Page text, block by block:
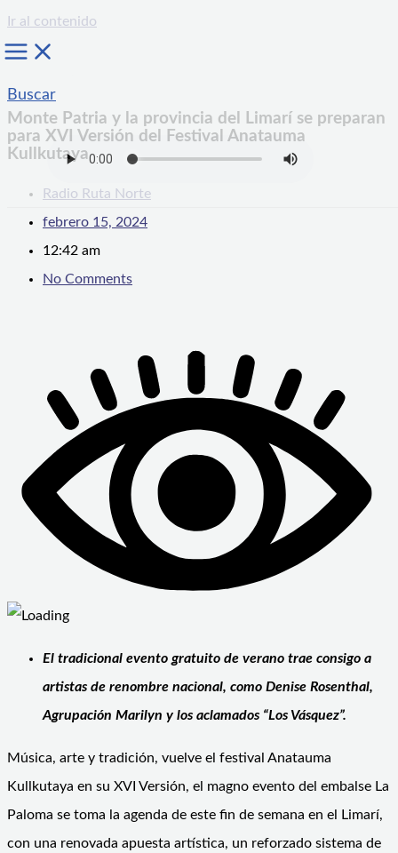
Ir al contenido
Buscar
Monte Patria y la provincia del Limarí se preparan
para XVI Versión del Festival Anatauma
Kullkutaya
Radio Ruta Norte
febrero 15, 2024
12:42 am
No Comments
El tradicional evento gratuito de verano trae consigo a
artistas de renombre nacional, como Denise Rosenthal,
Agrupación Marilyn y los aclamados “Los Vásquez”.
Música, arte y tradición, vuelve el festival Anatauma
Kullkutaya en su XVI Versión, el magno evento del embalse La
Paloma se toma la agenda de este fin de semana en el Limarí,
con una renovada apuesta artística, un reforzado sistema de